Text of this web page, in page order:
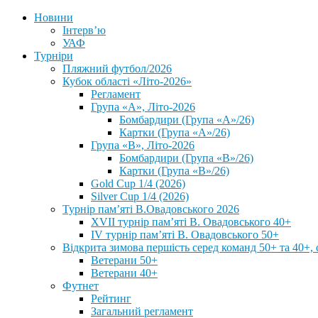
Новини
Інтерв’ю
УАФ
Турніри
Пляжний футбол/2026
Кубок області «Літо-2026»
Регламент
Група «А», Літо-2026
Бомбардири (Група «А»/26)
Картки (Група «А»/26)
Група «В», Літо-2026
Бомбардири (Група «В»/26)
Картки (Група «В»/26)
Gold Cup 1/4 (2026)
Silver Cup 1/4 (2026)
Турнір пам’яті В.Овадовського 2026
XVII турнір пам’яті В. Овадовського 40+
IV турнір пам’яті В. Овадовського 50+
Відкрита зимова першість серед команд 50+ та 40+,
Ветерани 50+
Ветерани 40+
Футнет
Рейтинг
Загальний регламент